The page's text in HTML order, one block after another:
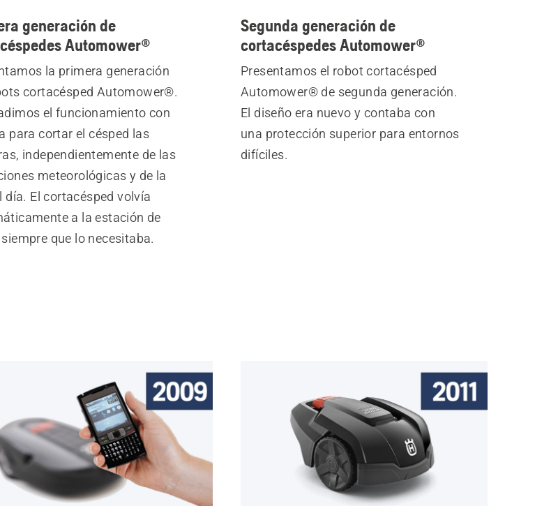
generación de
Automower®
la primera generación
cortacésped Automower®.
el funcionamiento con
para cortar el césped las
independientemente de las
meteorológicas y de la
día. El cortacésped volvía
a la estación de
que lo necesitaba.
Segunda generación de
cortacéspedes Automower®
Presentamos el robot cortacésped
Automower® de segunda generación.
El diseño era nuevo y contaba con
una protección superior para entornos
difíciles.